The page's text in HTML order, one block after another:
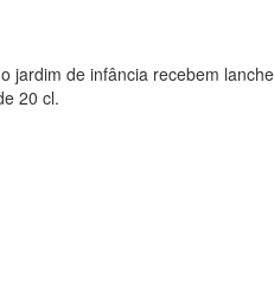
jardim de infância recebem
20 cl.